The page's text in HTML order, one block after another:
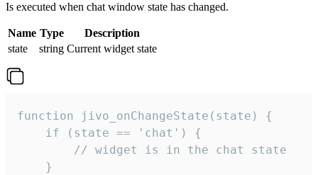
Is executed when chat window state has changed.
Name Type
Description
state
string Current widget state
function jivo_onChangeState(state) {
    if (state == 'chat') {
        // widget is in the chat state
    }